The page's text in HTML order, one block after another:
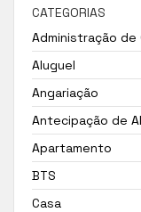
CATEGORIAS
Administração de
Aluguel
Angariação
Antecipação de
Apartamento
BTS
Casa